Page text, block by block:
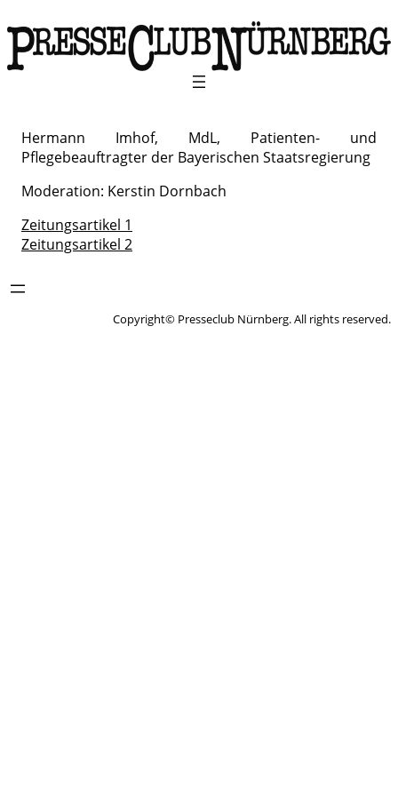
Hermann Imhof, MdL, Patienten- und
Pflegebeauftragter der Bayerischen Staatsregierung
Moderation: Kerstin Dornbach
Zeitungsartikel 1
Zeitungsartikel 2
Copyright© Presseclub Nürnberg. All rights reserved.